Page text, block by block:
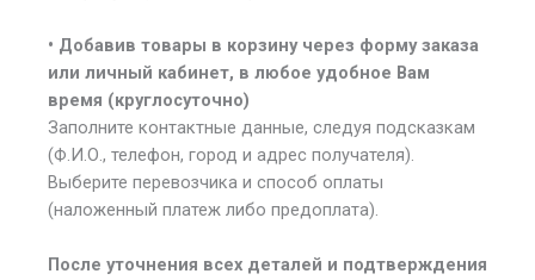
• Добавив товары в корзину через форму заказа
или личный кабинет, в любое удобное Вам
время (круглосуточно)
Заполните контактные данные, следуя подсказкам
(Ф.И.О., телефон, город и адрес получателя).
Выберите перевозчика и способ оплаты
(наложенный платеж либо предоплата).
После уточнения всех деталей и подтверждения